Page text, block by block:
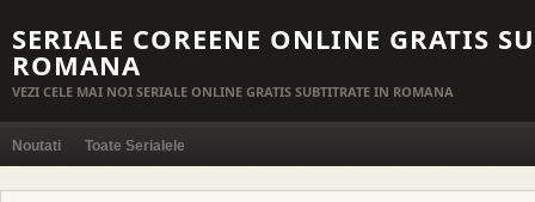
SERIALE COREENE ONLINE GRATIS
ROMANA
VEZI CELE MAI NOI SERIALE ONLINE GRATIS SUBTITRATE IN ROMANA
Noutati Toate Serialele